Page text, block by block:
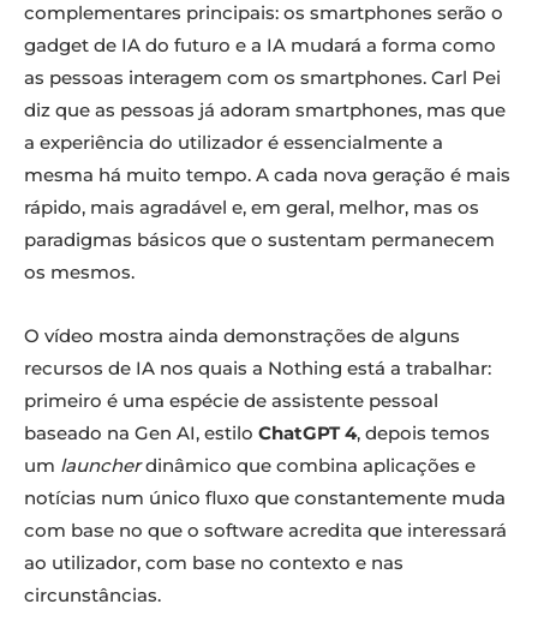
complementares principais: os smartphones serão o
gadget de IA do futuro e a IA mudará a forma como
as pessoas interagem com os smartphones. Carl Pei
diz que as pessoas já adoram smartphones, mas que
a experiência do utilizador é essencialmente a
mesma há muito tempo. A cada nova geração é mais
rápido, mais agradável e, em geral, melhor, mas os
paradigmas básicos que o sustentam permanecem
os mesmos.
O vídeo mostra ainda demonstrações de alguns
recursos de IA nos quais a Nothing está a trabalhar:
primeiro é uma espécie de assistente pessoal
baseado na Gen AI, estilo ChatGPT 4, depois temos
um launcherdinâmico que combina aplicações e
notícias num único fluxo que constantemente muda
com base no que o software acredita que interessará
ao utilizador, com base no contexto e nas
circunstâncias.